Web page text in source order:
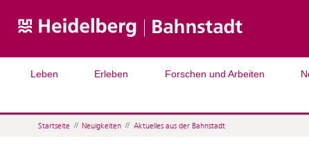
Leben Erleben Forschen und Arbeiten
Startseite // Neuigkeiten // Aktuelles aus der Bahnstadt